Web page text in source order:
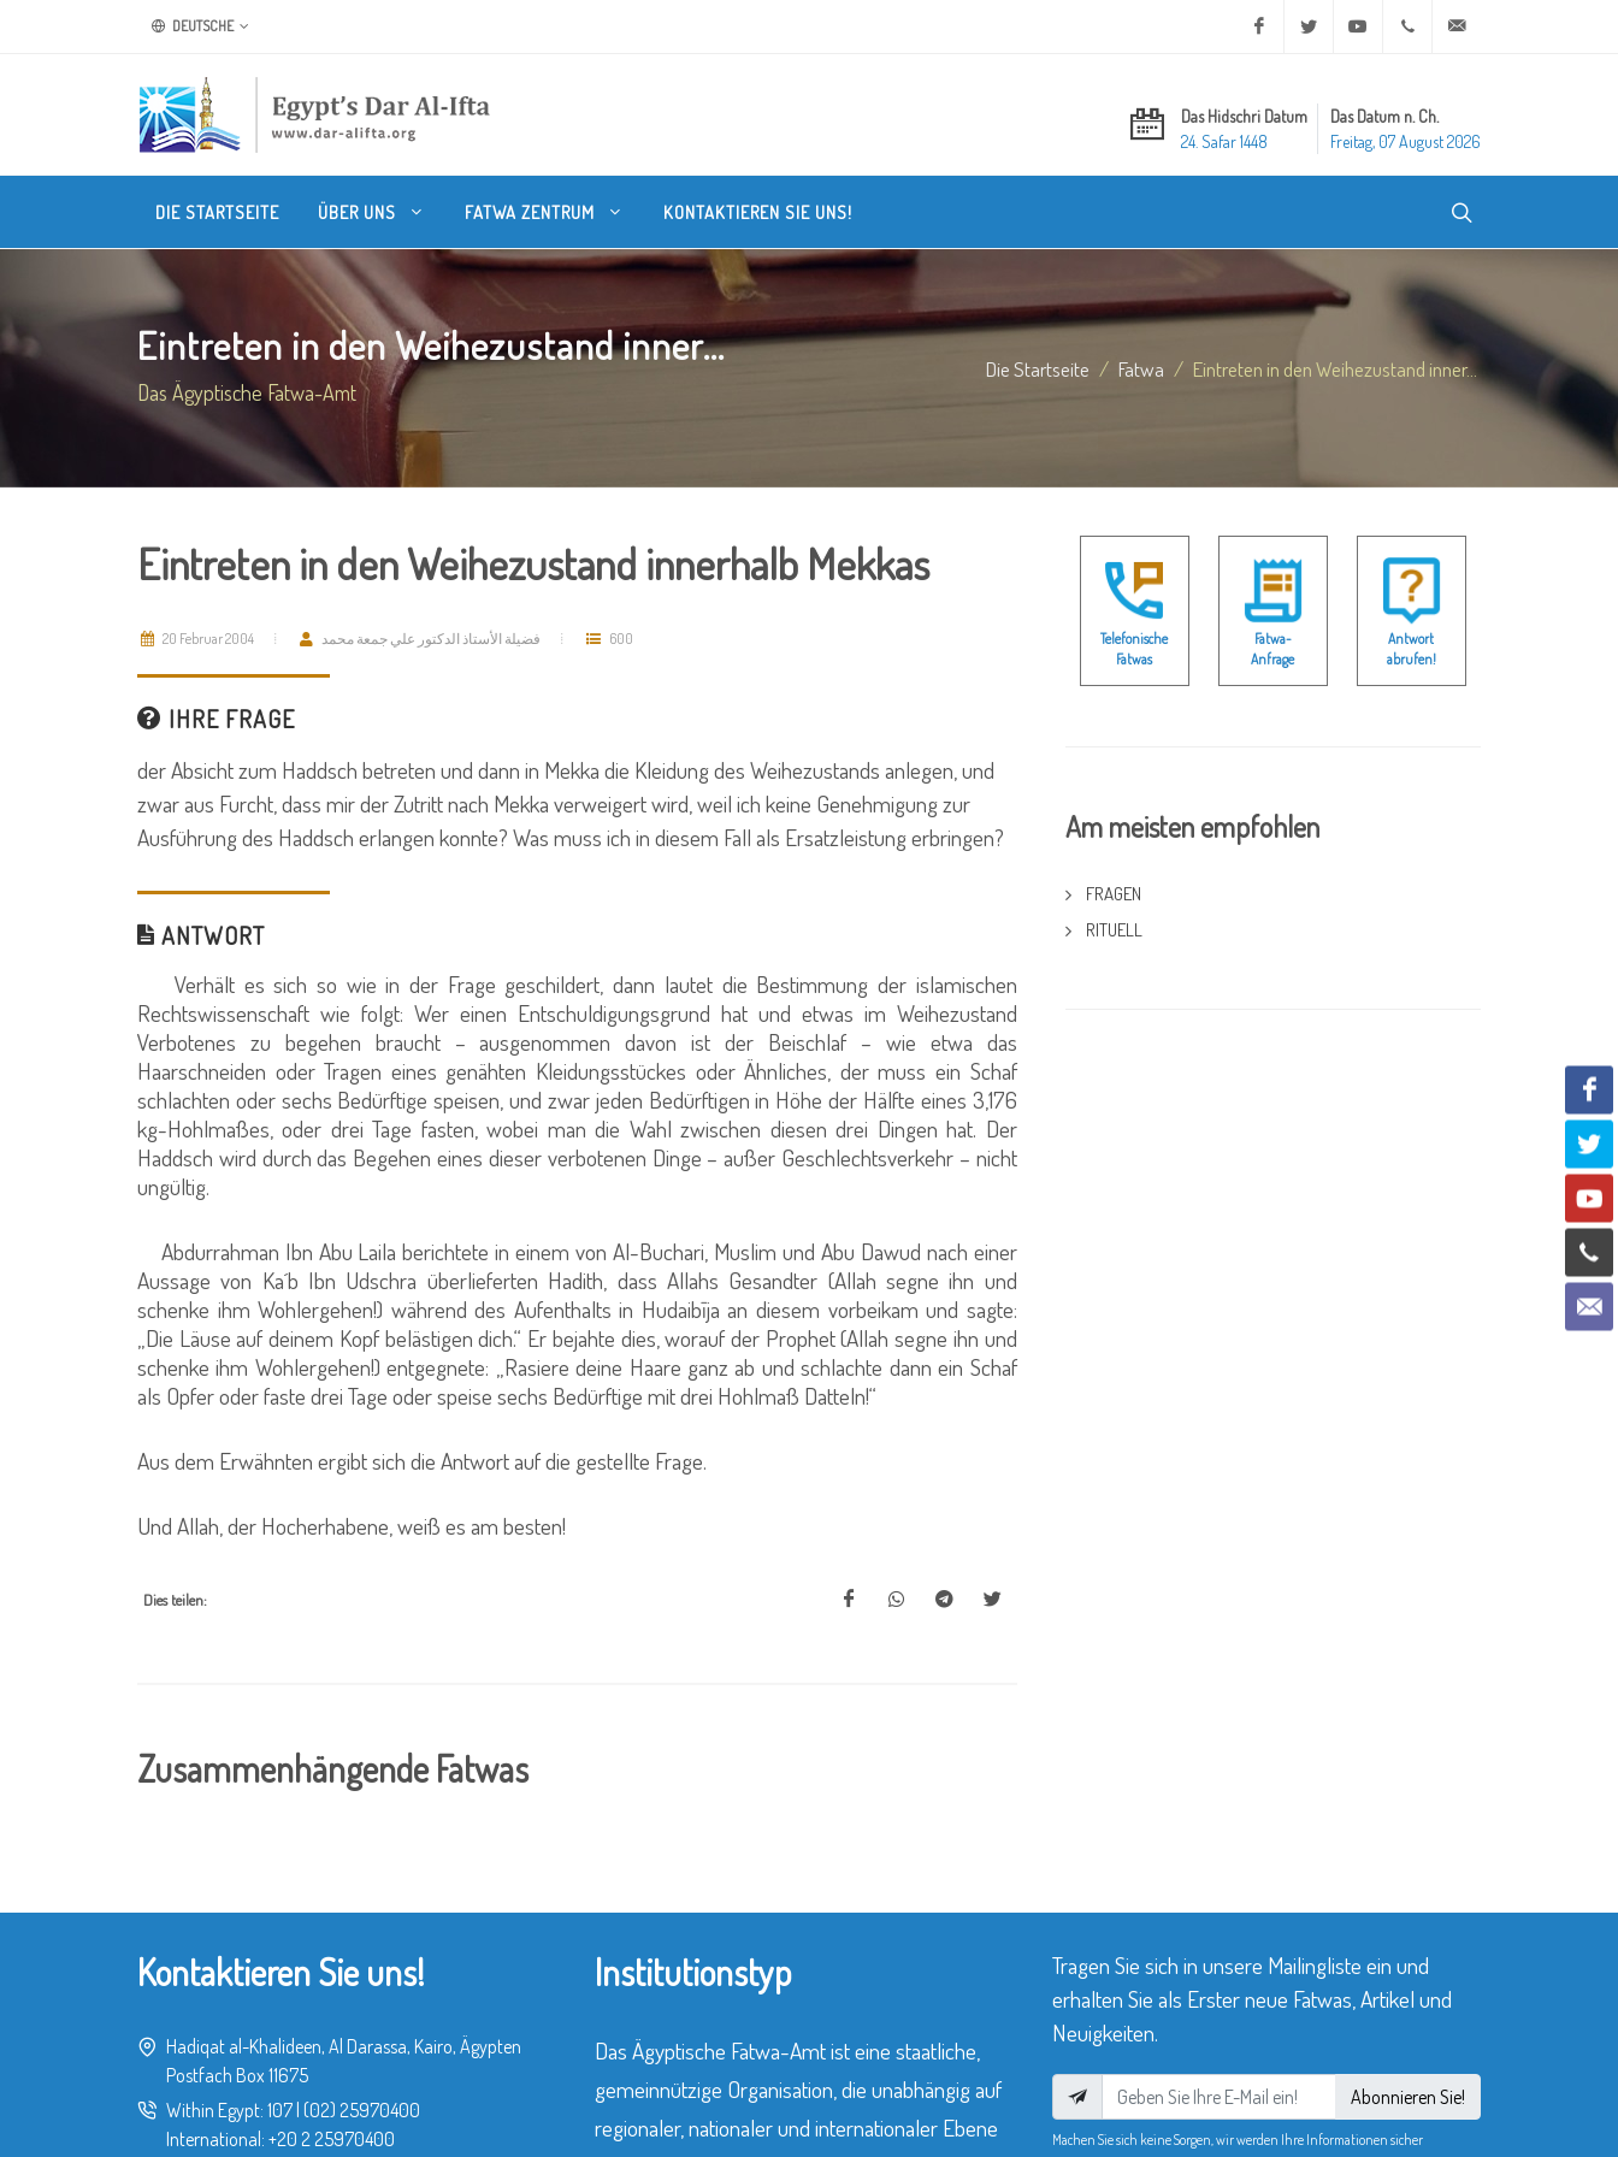
DEUTSCHE Facebook Twitter Youtube +20 2 25970400
Das Hidschri Datum
24. Safar 1448
Das Datum n. Ch.
Freitag, 07 August 2026
DIE STARTSEITE ÜBER UNS FATWA ZENTRUM KONTAKTIEREN SIE UNS!
Eintreten in den Weihezustand inner...
Das Ägyptische Fatwa-Amt
Die Startseite Fatwa Eintreten in den Weihezustand inner...
Eintreten in den Weihezustand innerhalb Mekkas
20 Februar 2004 فضيلة الأستاذ الدكتور علي جمعة محمد 600
IHRE FRAGE
der Absicht zum Haddsch betreten und dann in Mekka die Kleidung des Weihezustands anlegen, und
zwar aus Furcht, dass mir der Zutritt nach Mekka verweigert wird, weil ich keine Genehmigung zur
Ausführung des Haddsch erlangen konnte? Was muss ich in diesem Fall als Ersatzleistung erbringen?
ANTWORT
Verhält es sich so wie in der Frage geschildert, dann lautet die Bestimmung der islamischen
Rechtswissenschaft wie folgt: Wer einen Entschuldigungsgrund hat und etwas im Weihezustand
Verbotenes zu begehen braucht – ausgenommen davon ist der Beischlaf – wie etwa das
Haarschneiden oder Tragen eines genähten Kleidungsstückes oder Ähnliches, der muss ein Schaf
schlachten oder sechs Bedürftige speisen, und zwar jeden Bedürftigen in Höhe der Hälfte eines 3,176
kg-Hohlmaßes, oder drei Tage fasten, wobei man die Wahl zwischen diesen drei Dingen hat. Der
Haddsch wird durch das Begehen eines dieser verbotenen Dinge – außer Geschlechtsverkehr – nicht
ungültig.
Abdurrahman Ibn Abu Laila berichtete in einem von Al-Buchari, Muslim und Abu Dawud nach einer
Aussage von Ka´b Ibn Udschra überlieferten Hadith, dass Allahs Gesandter (Allah segne ihn und
schenke ihm Wohlergehen!) während des Aufenthalts in Hudaibīja an diesem vorbeikam und sagte:
„Die Läuse auf deinem Kopf belästigen dich.“ Er bejahte dies, worauf der Prophet (Allah segne ihn und
schenke ihm Wohlergehen!) entgegnete: „Rasiere deine Haare ganz ab und schlachte dann ein Schaf
als Opfer oder faste drei Tage oder speise sechs Bedürftige mit drei Hohlmaß Datteln!“
Aus dem Erwähnten ergibt sich die Antwort auf die gestellte Frage.
Und Allah, der Hocherhabene, weiß es am besten!
Dies teilen:
Zusammenhängende Fatwas
Telefonische
Fatwas
Fatwa-
Anfrage
Antwort
abrufen!
Am meisten empfohlen
FRAGEN
RITUELL
Kontaktieren Sie uns!
Hadiqat al-Khalideen, Al Darassa, Kairo, Ägypten
Postfach Box 11675
Within Egypt: 107 (02) 25970400
International: +20 2 25970400
Institutionstyp
Das Ägyptische Fatwa-Amt ist eine staatliche,
gemeinnützige Organisation, die unabhängig auf
regionaler, nationaler und internationaler Ebene
Tragen Sie sich in unsere Mailingliste ein und
erhalten Sie als Erster neue Fatwas, Artikel und
Neuigkeiten.
Abonnieren Sie!
Machen Sie sich keine Sorgen, wir werden Ihre Informationen sicher